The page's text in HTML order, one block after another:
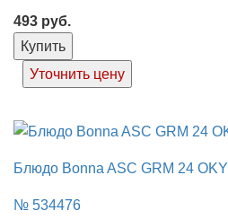
493 руб.
Купить
Уточнить цену
Блюдо Bonna ASC GRM 24 OKY
№ 534476